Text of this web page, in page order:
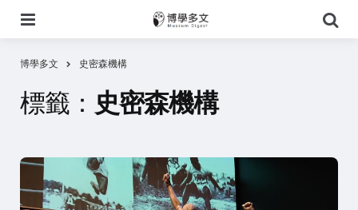
尋
博學多文 史密森機構
標籤： 史密森機構